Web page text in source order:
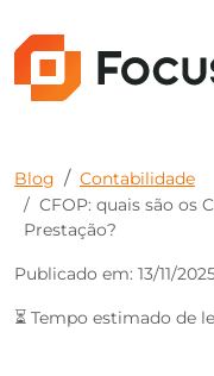
Blog
Contabilidade
CFOP: quais são os
Prestação?
Publicado em: 13/11/
⏳ Tempo estimado de